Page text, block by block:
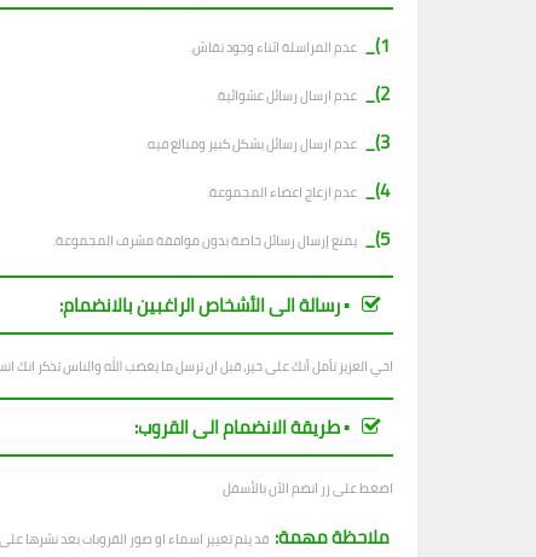
1)_
عدم المراسلة اثناء وجود نقاش.
2)_ عدم ارسال رسائل عشوائية.
3)_ عدم ارسال رسائل بشكل كبير ومبالغ فيه.
4)_ عدم ازعاج اعضاء المجموعة.
5)_ يمنع إرسال رسائل خاصة بدون موافقة مشرف المجموعة.
▪︎ رسالة الى الأشخاص الراغبين بالانضمام:
اخي العزيز نأمل أنك على خير، قبل ان ترسل ما يغضب الله والناس تذكر
▪︎ طريقة الانضمام الى القروب:
اضغط على زر انضم الآن بالأسفل
ملاحظة مهمة: قد يتم تغيير اسماء او صور القروبات بعد نشرها